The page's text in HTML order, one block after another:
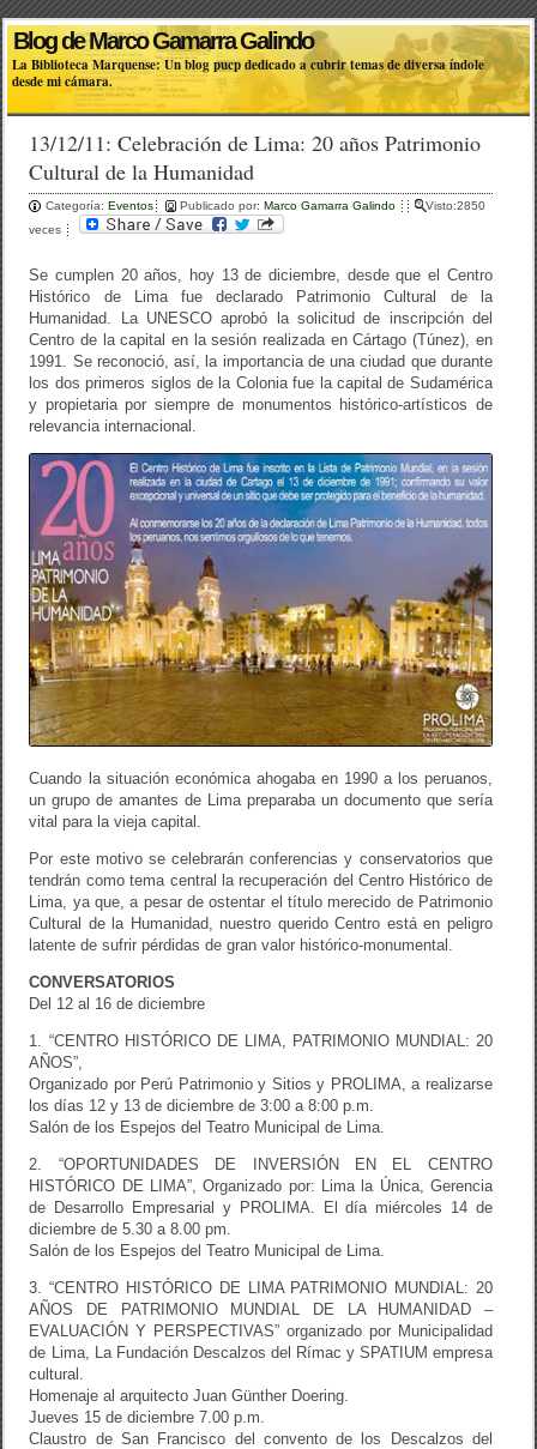
Blog de Marco Gamarra Galindo
La Biblioteca Marquense: Un blog pucp dedicado a cubrir temas de diversa índole
desde mi cámara.
13/12/11: Celebración de Lima: 20 años Patrimonio
Cultural de la Humanidad
Categoría:Eventos Publicado por:Marco Gamarra Galindo
Visto:2850
veces
Se cumplen 20 años, hoy 13 de diciembre, desde que el Centro
Histórico de Lima fue declarado Patrimonio Cultural de la
Humanidad. La UNESCO aprobó la solicitud de inscripción del
Centro de la capital en la sesión realizada en Cártago (Túnez), en
1991. Se reconoció, así, la importancia de una ciudad que durante
los dos primeros siglos de la Colonia fue la capital de Sudamérica
y propietaria por siempre de monumentos histórico-artísticos de
relevancia internacional.
Cuando la situación económica ahogaba en 1990 a los peruanos,
un grupo de amantes de Lima preparaba un documento que sería
vital para la vieja capital.
Por este motivo se celebrarán conferencias y conservatorios que
tendrán como tema central la recuperación del Centro Histórico de
Lima, ya que, a pesar de ostentar el título merecido de Patrimonio
Cultural de la Humanidad, nuestro querido Centro está en peligro
latente de sufrir pérdidas de gran valor histórico-monumental.
CONVERSATORIOS
Del 12 al 16 de diciembre
1. “CENTRO HISTÓRICO DE LIMA, PATRIMONIO MUNDIAL: 20
AÑOS”,
Organizado por Perú Patrimonio y Sitios y PROLIMA, a realizarse
los días 12 y 13 de diciembre de 3:00 a 8:00 p.m.
Salón de los Espejos del Teatro Municipal de Lima.
2. “OPORTUNIDADES DE INVERSIÓN EN EL CENTRO
HISTÓRICO DE LIMA”, Organizado por: Lima la Única, Gerencia
de Desarrollo Empresarial y PROLIMA. El día miércoles 14 de
diciembre de 5.30 a 8.00 pm.
Salón de los Espejos del Teatro Municipal de Lima.
3. “CENTRO HISTÓRICO DE LIMA PATRIMONIO MUNDIAL: 20
AÑOS DE PATRIMONIO MUNDIAL DE LA HUMANIDAD –
EVALUACIÓN Y PERSPECTIVAS” organizado por Municipalidad
de Lima, La Fundación Descalzos del Rímac y SPATIUM empresa
cultural.
Homenaje al arquitecto Juan Günther Doering.
Jueves 15 de diciembre 7.00 p.m.
Claustro de San Francisco del convento de los Descalzos del